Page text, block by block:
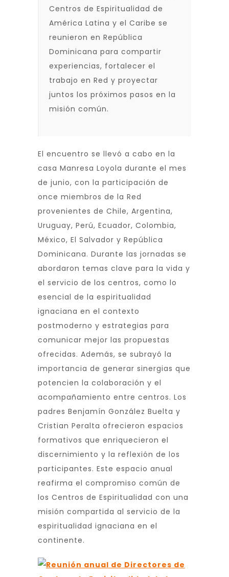
Centros de Espiritualidad de
América Latina y el Caribe se
reunieron en República
Dominicana para compartir
experiencias, fortalecer el
trabajo en Red y proyectar
juntos los próximos pasos en la
misión común.
El encuentro se llevó a cabo en la
casa Manresa Loyola durante el mes
de junio, con la participación de
once miembros de la Red
provenientes de Chile, Argentina,
Uruguay, Perú, Ecuador, Colombia,
México, El Salvador y República
Dominicana. Durante las jornadas se
abordaron temas clave para la vida y
el servicio de los centros, como lo
esencial de la espiritualidad
ignaciana en el contexto
postmoderno y estrategias para
comunicar mejor las propuestas
ofrecidas. Además, se subrayó la
importancia de generar sinergias que
potencien la colaboración y el
acompañamiento entre centros. Los
padres Benjamín González Buelta y
Cristian Peralta ofrecieron espacios
formativos que enriquecieron el
discernimiento y la reflexión de los
participantes. Este espacio anual
reafirma el compromiso común de
los Centros de Espiritualidad con una
misión compartida al servicio de la
espiritualidad ignaciana en el
continente.